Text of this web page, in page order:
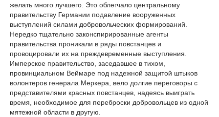
желать много лучшего. Это облегчало центральному
правительству Германии подавление вооруженных
выступлений силами добровольческих формирований.
Нередко тщательно законспирированные агенты
правительства проникали в ряды повстанцев и
провоцировали их на преждевременные выступления.
Имперское правительство, заседавшее в тихом,
провинциальном Веймаре под надежной защитой штыков
волонтеров генерала Меркера, вело долгие переговоры с
представителями красных повстанцев, надеясь выиграть
время, необходимое для переброски добровольцев из одной
мятежной области в другую.